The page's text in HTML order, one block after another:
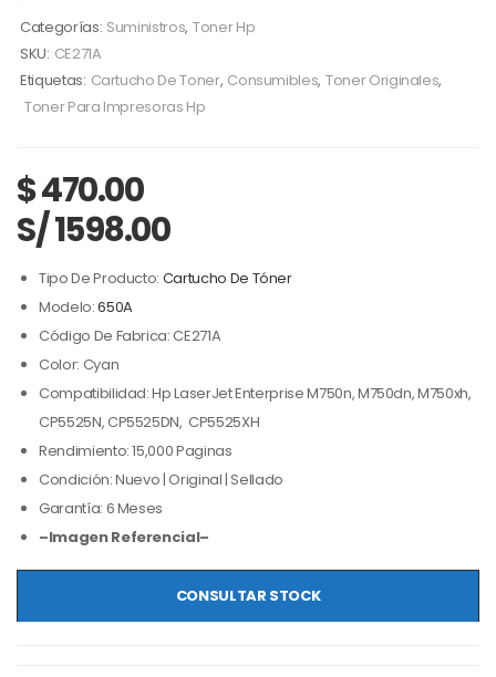
Categorías: Suministros, Toner Hp
SKU: CE271A
Etiquetas: Cartucho De Toner, Consumibles, Toner Originales,
Toner Para Impresoras Hp
$470.00
S/ 1598.00
Tipo De Producto: Cartucho De Tóner
Modelo:650A
Código De Fabrica: CE271A
Color: Cyan
Compatibilidad: Hp LaserJet Enterprise M750n, M750dn, M750xh,
CP5525N, CP5525DN, CP5525XH
Rendimiento: 15,000 Paginas
Condición: Nuevo | Original | Sellado
Garantía: 6 Meses
–Imagen Referencial–
CONSULTAR STOCK